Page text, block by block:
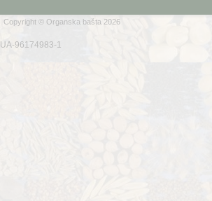
Copyright © Organska bašta 2026
UA-96174983-1